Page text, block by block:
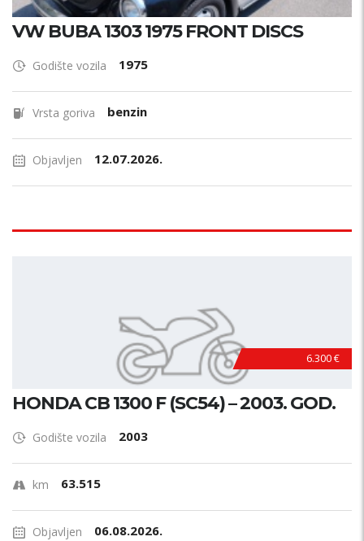
VW BUBA 1303 1975 FRONT DISCS
Godište vozila 1975
Vrsta goriva benzin
Objavljen 12.07.2026.
6.300 €
​HONDA CB 1300 F (SC54) – 2003. GOD.
Godište vozila 2003
km 63.515
Objavljen 06.08.2026.